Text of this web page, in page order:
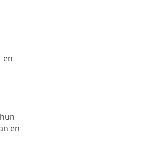
en
en